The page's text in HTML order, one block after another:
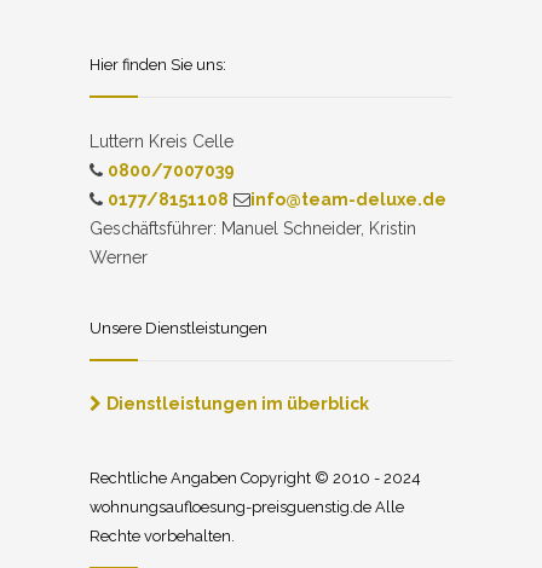
Hier finden Sie uns:
Luttern Kreis Celle
0800/7007039
0177/8151108
info@team-deluxe.de
Geschäftsführer: Manuel Schneider, Kristin
Werner
Unsere Dienstleistungen
Dienstleistungen im überblick
Rechtliche Angaben Copyright © 2010 - 2024
wohnungsaufloesung-preisguenstig.de Alle
Rechte vorbehalten.